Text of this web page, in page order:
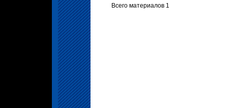
Всего материалов 1